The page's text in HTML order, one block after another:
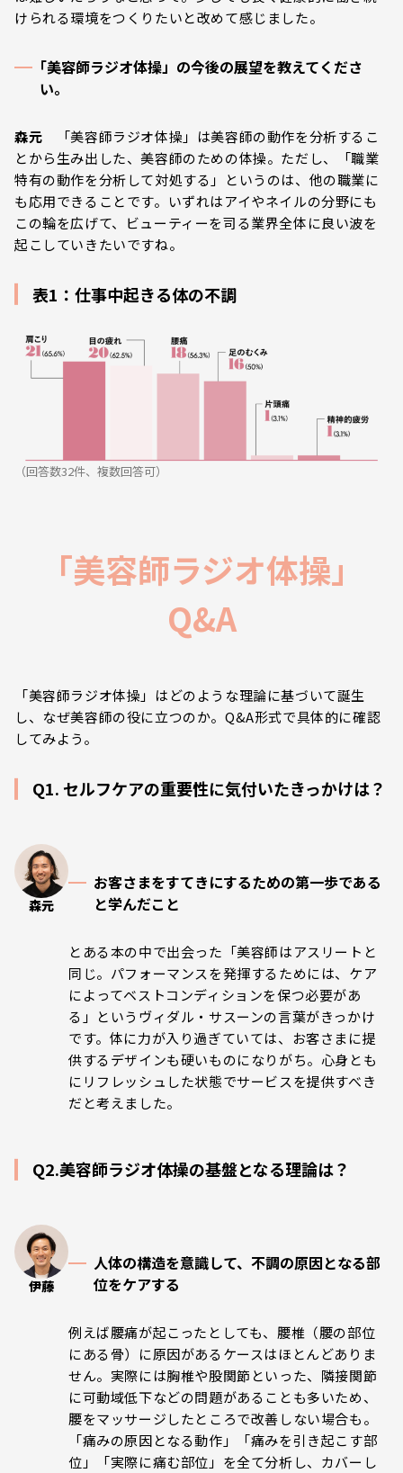
けられる環境をつくりたいと改めて感じました。
｢美容師ラジオ体操」の今後の展望を教えてくださ
い。
森元 「美容師ラジオ体操」は美容師の動作を分析するこ
とから生み出した、美容師のための体操。ただし、「職業
特有の動作を分析して対処する」というのは、他の職業に
も応用できることです。いずれはアイやネイルの分野にも
この輪を広げて、ビューティーを司る業界全体に良い波を
起こしていきたいですね。
表1：仕事中起きる体の不調
（回答数32件、複数回答可）
「美容師ラジオ体操」
Q&A
「美容師ラジオ体操」はどのような理論に基づいて誕生
し、なぜ美容師の役に立つのか。Q&A形式で具体的に確認
してみよう。
Q1. セルフケアの重要性に気付いたきっかけは？
森元
お客さまをすてきにするための第一歩である
と学んだこと
とある本の中で出会った「美容師はアスリートと
同じ。パフォーマンスを発揮するためには、ケア
によってベストコンディションを保つ必要があ
る」というヴィダル・サスーンの言葉がきっかけ
です。体に力が入り過ぎていては、お客さまに提
供するデザインも硬いものになりがち。心身とも
にリフレッシュした状態でサービスを提供すべき
だと考えました。
Q2.美容師ラジオ体操の基盤となる理論は？
伊藤
人体の構造を意識して、不調の原因となる部
位をケアする
例えば腰痛が起こったとしても、腰椎（腰の部位
にある骨）に原因があるケースはほとんどありま
せん。実際には胸椎や股関節といった、隣接関節
に可動域低下などの問題があることも多いため、
腰をマッサージしたところで改善しない場合も。
「痛みの原因となる動作」「痛みを引き起こす部
位」「実際に痛む部位」を全て分析し、カバーし